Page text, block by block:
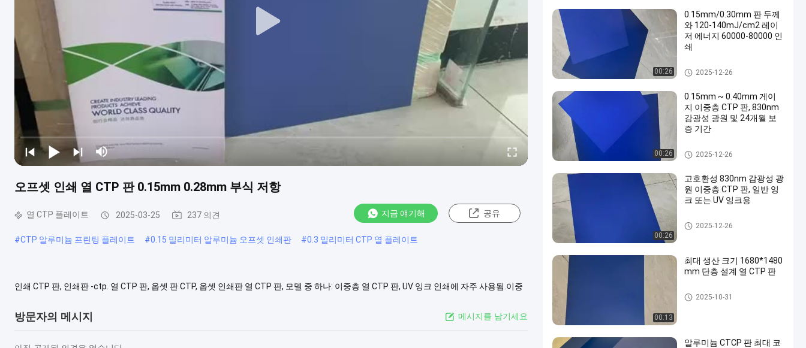
오프셋 인쇄 열 CTP 판 0.15mm 0.28mm 부식 저항
열 CTP 플레이트 2025-03-25 237 의견 지금 얘기해 공유
#CTP 알루미늄 프린팅 플레이트 #0.15 밀리미터 알루미늄 오프셋 인쇄판 #0.3 밀리미터 CTP 열 플레이트
인쇄 CTP 판, 인쇄판 -ctp. 열 CTP 판, 옵셋 판 CTP, 옵셋 인쇄판 열 CTP 판, 모델 중 하나: 이중층 열 CTP 판, UV 잉크 인쇄에 자주 사용됨.이중
에 이중층 판은 강한 빛에 노출되지 않도록 노...
방문자의 메시지 메시지를 남기세요
00:26
0.15mm/0.30mm 판 두께
와 120-140mJ/cm2 레이
저 에너지 60000-80000 인
쇄
CTCP 프린팅 플레이트
2025-12-26
00:26
0.15mm ~ 0.40mm 게이
지 이중층 CTP 판, 830nm
감광성 광원 및 24개월 보
증 기간
이중 레이어 CTP 플레이트
2025-12-26
00:26
고호환성 830nm 감광성 광
원 이중층 CTP 판, 일반 잉
크 또는 UV 잉크용
이중 레이어 CTP 플레이트
2025-12-26
00:13
최대 생산 크기 1680*1480
mm 단층 설계 열 CTP 판
열 CTP 플레이트
2025-10-31
알루미늄 CTCP 판 최대 코